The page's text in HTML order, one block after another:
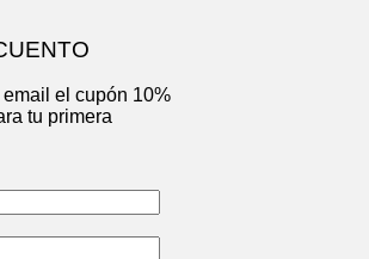
el cupón 10%
tu primera